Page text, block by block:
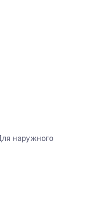
наружного